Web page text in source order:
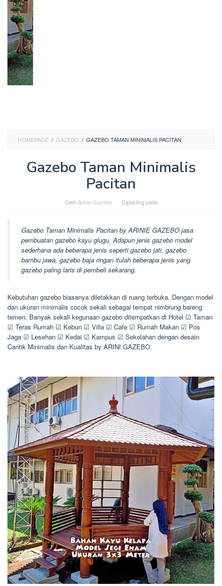
HOMEPAGE / GAZEBO / GAZEBO TAMAN MINIMALIS PACITAN
Gazebo Taman Minimalis
Pacitan
Oleh Arinie Gazebo Diposting pada
Gazebo Taman Minimalis Pacitan by ARINIE GAZEBO jasa
pembuatan gazebo kayu glugu. Adapun jenis gazebo model
sederhana ada beberapa jenis seperti gazebo jati, gazebo
bambu jawa, gazebo baja ringan itulah beberapa jenis yang
gazebo paling laris di pembeli sekarang.
Kebutuhan gazebo biasanya diletakkan di ruang terbuka. Dengan model
dan ukuran minimalis cocok sekali sebagai tempat nimbrung bareng
temen. Banyak sekali kegunaan gazebo ditempatkan di Hotel ☑ Taman
☑ Teras Rumah ☑ Kebun ☑ Villa ☑ Cafe ☑ Rumah Makan ☑ Pos
Jaga ☑ Lesehan ☑ Kedai ☑ Kampus ☑ Sekolahan dengan desain
Cantik Minimalis dan Kualitas by ARINI GAZEBO.